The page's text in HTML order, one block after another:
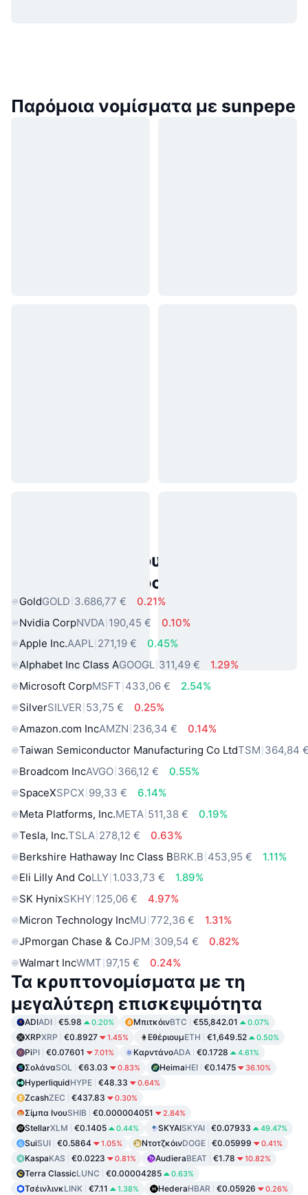
Παρόμοια νομίσματα με sunpepe
Δημοφιλή περιουσιακά στοιχεία
πραγματικού κόσμου
GoldGOLD 3.686,77 €
0.21%
Nvidia CorpNVDA 190,45 €
0.10%
Apple Inc.AAPL 271,19 €
0.45%
Alphabet Inc Class AGOOGL 311,49 €
1.29%
Microsoft CorpMSFT 433,06 €
2.54%
SilverSILVER 53,75 €
0.25%
Amazon.com IncAMZN 236,34 €
0.14%
Taiwan Semiconductor Manufacturing Co LtdTSM 364,84
Broadcom IncAVGO 366,12 €
0.55%
SpaceXSPCX 99,33 €
6.14%
Meta Platforms, Inc.META 511,38 €
0.19%
Tesla, Inc.TSLA 278,12 €
0.63%
Berkshire Hathaway Inc Class BBRK.B 453,95 €
1.11%
Eli Lilly And CoLLY 1.033,73 €
1.89%
SK HynixSKHY 125,06 €
4.97%
Micron Technology IncMU 772,36 €
1.31%
JPmorgan Chase & CoJPM 309,54 €
0.82%
Walmart IncWMT 97,15 € 0.24%
Τα κρυπτονομίσματα με τη
μεγαλύτερη επισκεψιμότητα
ADIADI €5.98 0.20% ΜπιτκόινBTC €55,842.01 0.07%
XRPXRP €0.8927 1.45% ΕθέριουμETH €1,649.52 0.50%
PiPI €0.07601 7.01% ΚαρντάνοADA €0.1728 4.61%
ΣολάναSOL €63.03 0.83% HeimaHEI €0.1475 36.10%
HyperliquidHYPE €48.33 0.64%
ZcashZEC €437.83 0.30%
Σίμπα ΙνουSHIB €0.000004051 2.84%
StellarXLM €0.1405 0.44% SKYAISKYAI €0.07933 49.47%
SuiSUI €0.5864 1.05% ΝτοτζκόινDOGE €0.05999 0.41%
KaspaKAS €0.0223 0.81% AudieraBEAT €1.78 10.82%
Terra ClassicLUNC €0.00004285 0.63%
ΤσέινλινκLINK €7.11 1.38% HederaHBAR €0.05926 0.26%